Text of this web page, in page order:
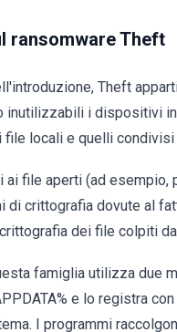
ransomware Theft
Theft
inutilizzabili i dispositivi
file locali e quelli condivisi
file aperti (ad esempio,
di crittografia dovute al
dei file colpiti
famiglia utilizza due
e lo registra
I programmi